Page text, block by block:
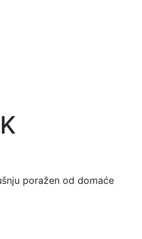
poražen od domaće